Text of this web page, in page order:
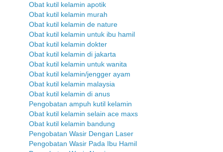
Obat kutil kelamin apotik
Obat kutil kelamin murah
Obat kutil kelamin de nature
Obat kutil kelamin untuk ibu hamil
Obat kutil kelamin dokter
Obat kutil kelamin di jakarta
Obat kutil kelamin untuk wanita
Obat kutil kelamin/jengger ayam
Obat kutil kelamin malaysia
Obat kutil kelamin di anus
Pengobatan ampuh kutil kelamin
Obat kutil kelamin selain ace maxs
Obat kutil kelamin bandung
Pengobatan Wasir Dengan Laser
Pengobatan Wasir Pada Ibu Hamil